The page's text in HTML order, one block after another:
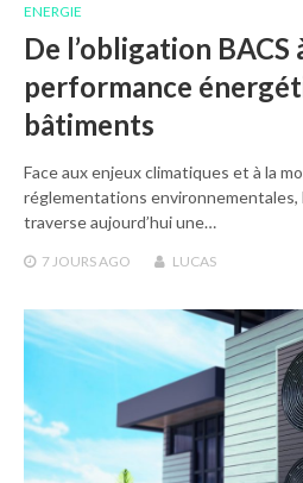
ENERGIE
De l’obligation BACS
performance
bâtiments
Face aux enjeux climatiques et à la
réglementations
traverse aujourd’hui une…
7 JOURS AGO LUCAS